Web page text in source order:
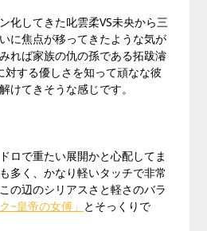
化してきた叱雲柔VS未央から三
に焦点が移ってきたような気が
れば家族の仇の孫である拓跋濬
対する優しさを知って頑なな彼
けてきそうな感じです。
ロで重たい展開かと心配してま
多く、かなり軽いタッチで非常
の辺のシリアスさと軽さのバラ
~皇帝の女傅」 とそっくりで